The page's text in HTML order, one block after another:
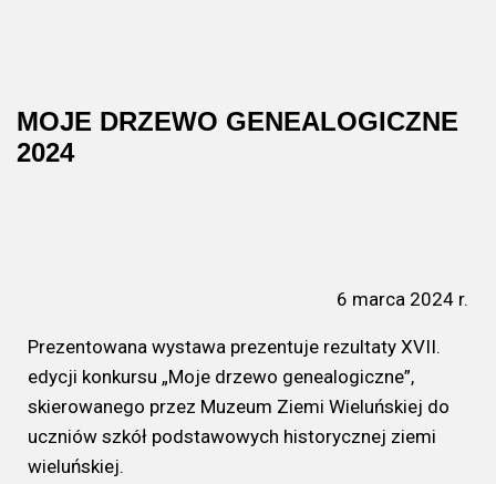
MOJE DRZEWO GENEALOGICZNE
2024
6 marca 2024 r.
Prezentowana wystawa prezentuje rezultaty XVII.
edycji konkursu „Moje drzewo genealogiczne”,
skierowanego przez Muzeum Ziemi Wieluńskiej do
uczniów szkół podstawowych historycznej ziemi
wieluńskiej.